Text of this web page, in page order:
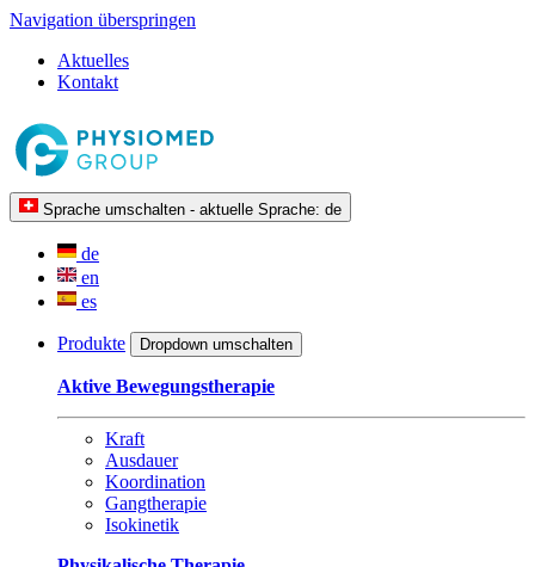
Navigation überspringen
Aktuelles
Kontakt
Sprache umschalten - aktuelle Sprache: de
de
en
es
Produkte Dropdown umschalten
Aktive Bewegungstherapie
Kraft
Ausdauer
Koordination
Gangtherapie
Isokinetik